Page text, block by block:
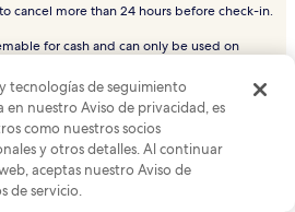
cancel more than 24 hours before check-in.
for cash and can only be used on
de Expedia Group. Todos los
Hoteles.com son marcas comerciales o
de Hotels.com, L.P. CST# 2029030-50.
tecnologías de seguimiento
en nuestro Aviso de privacidad, es
como nuestros socios
y otros detalles. Al continuar
aceptas nuestro Aviso de
de servicio.